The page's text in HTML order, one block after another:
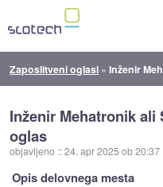
Zaposlitveni oglasi »Inženir
Inženir Mehatronik
oglas
objavljeno ::24. apr 2025 ob 20:37
Opis delovnega mesta